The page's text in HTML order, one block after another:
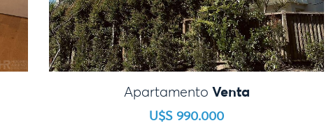
Apartamento Venta
U$S 990.000